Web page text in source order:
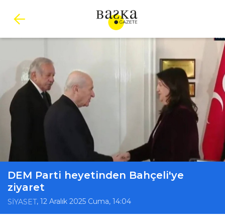
DEM Parti heyetinden Bahçeli'ye
ziyaret
SİYASET, 12 Aralık 2025 Cuma, 14:04